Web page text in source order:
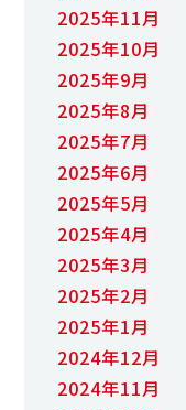
2025年11月
2025年10月
2025年9月
2025年8月
2025年7月
2025年6月
2025年5月
2025年4月
2025年3月
2025年2月
2025年1月
2024年12月
2024年11月